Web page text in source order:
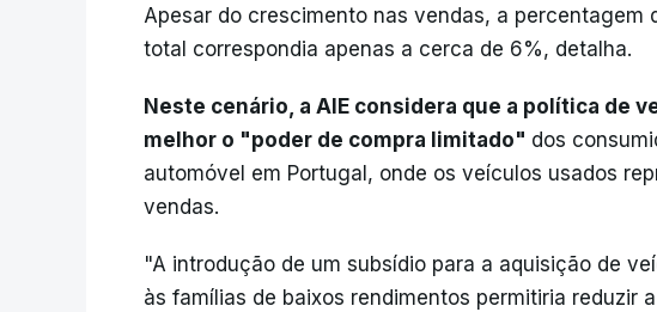
Apesar do crescimento nas vendas, a percentagem
total correspondia apenas a cerca de 6%, detalha.
Neste cenário, a AIE considera que a política de
melhor o "poder de compra limitado" dos
automóvel em Portugal, onde os veículos usados
vendas.
"A introdução de um subsídio para a aquisição de
às famílias de baixos rendimentos permitiria reduzir